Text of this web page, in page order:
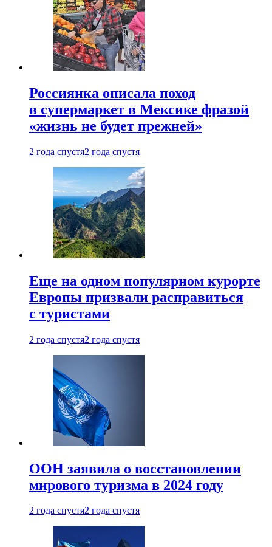
Россиянка описала поход
в супермаркет в Мексике фразой
«жизнь не будет прежней»
2 года спустя2 года спустя
Еще на одном популярном курорте
Европы призвали расправиться
с туристами
2 года спустя2 года спустя
ООН заявила о восстановлении
мирового туризма в 2024 году
2 года спустя2 года спустя